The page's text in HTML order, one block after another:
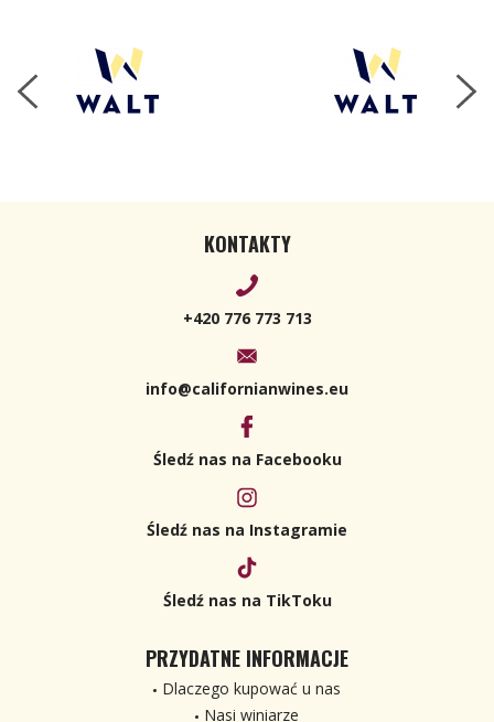
KONTAKTY
+420 776 773 713
info@californianwines.eu
Śledź nas na Facebooku
Śledź nas na Instagramie
Śledź nas na TikToku
PRZYDATNE INFORMACJE
Dlaczego kupować u nas
Nasi winiarze